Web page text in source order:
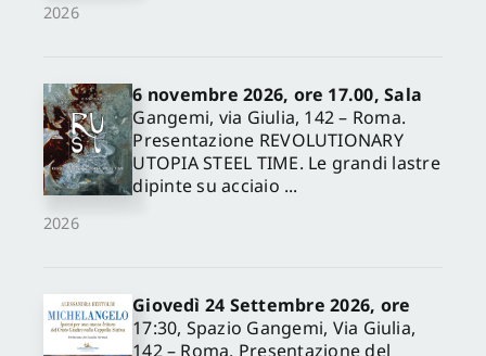
2026
2026
6 novembre 2026, ore 17.00, Sala
Gangemi, via Giulia, 142 – Roma.
Presentazione REVOLUTIONARY
UTOPIA STEEL TIME. Le grandi lastre
dipinte su acciaio ...
Giovedì 24 Settembre 2026, ore
17:30, Spazio Gangemi, Via Giulia,
142 – Roma. Presentazione del